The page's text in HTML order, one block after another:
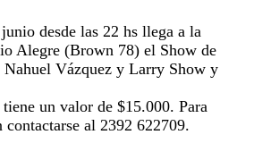
desde las 22 hs llega a la
Alegre (Brown 78) el Show de
Vázquez y Larry Show y
un valor de $15.000. Para
al 2392 622709.